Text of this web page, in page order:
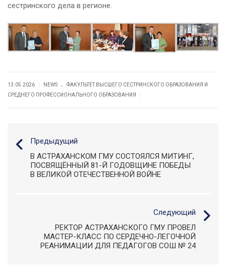
сестринского дела в регионе.
13.05.2026 NEWS .
ФАКУЛЬТЕТ ВЫСШЕГО СЕСТРИНСКОГО ОБРАЗОВАНИЯ И
СРЕДНЕГО ПРОФЕССИОНАЛЬНОГО ОБРАЗОВАНИЯ
Предыдущий
В АСТРАХАНСКОМ ГМУ СОСТОЯЛСЯ МИТИНГ,
ПОСВЯЩЁННЫЙ 81-Й ГОДОВЩИНЕ ПОБЕДЫ
В ВЕЛИКОЙ ОТЕЧЕСТВЕННОЙ ВОЙНЕ
Следующий
РЕКТОР АСТРАХАНСКОГО ГМУ ПРОВЕЛ
МАСТЕР-КЛАСС ПО СЕРДЕЧНО-ЛЕГОЧНОЙ
РЕАНИМАЦИИ ДЛЯ ПЕДАГОГОВ СОШ № 24